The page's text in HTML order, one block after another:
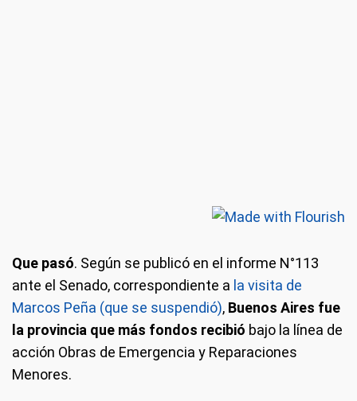
Que pasó. Según se publicó en el informe N°113
ante el Senado, correspondiente a la visita de
Marcos Peña (que se suspendió), Buenos Aires fue
la provincia que más fondos recibió bajo la línea de
acción Obras de Emergencia y Reparaciones
Menores.